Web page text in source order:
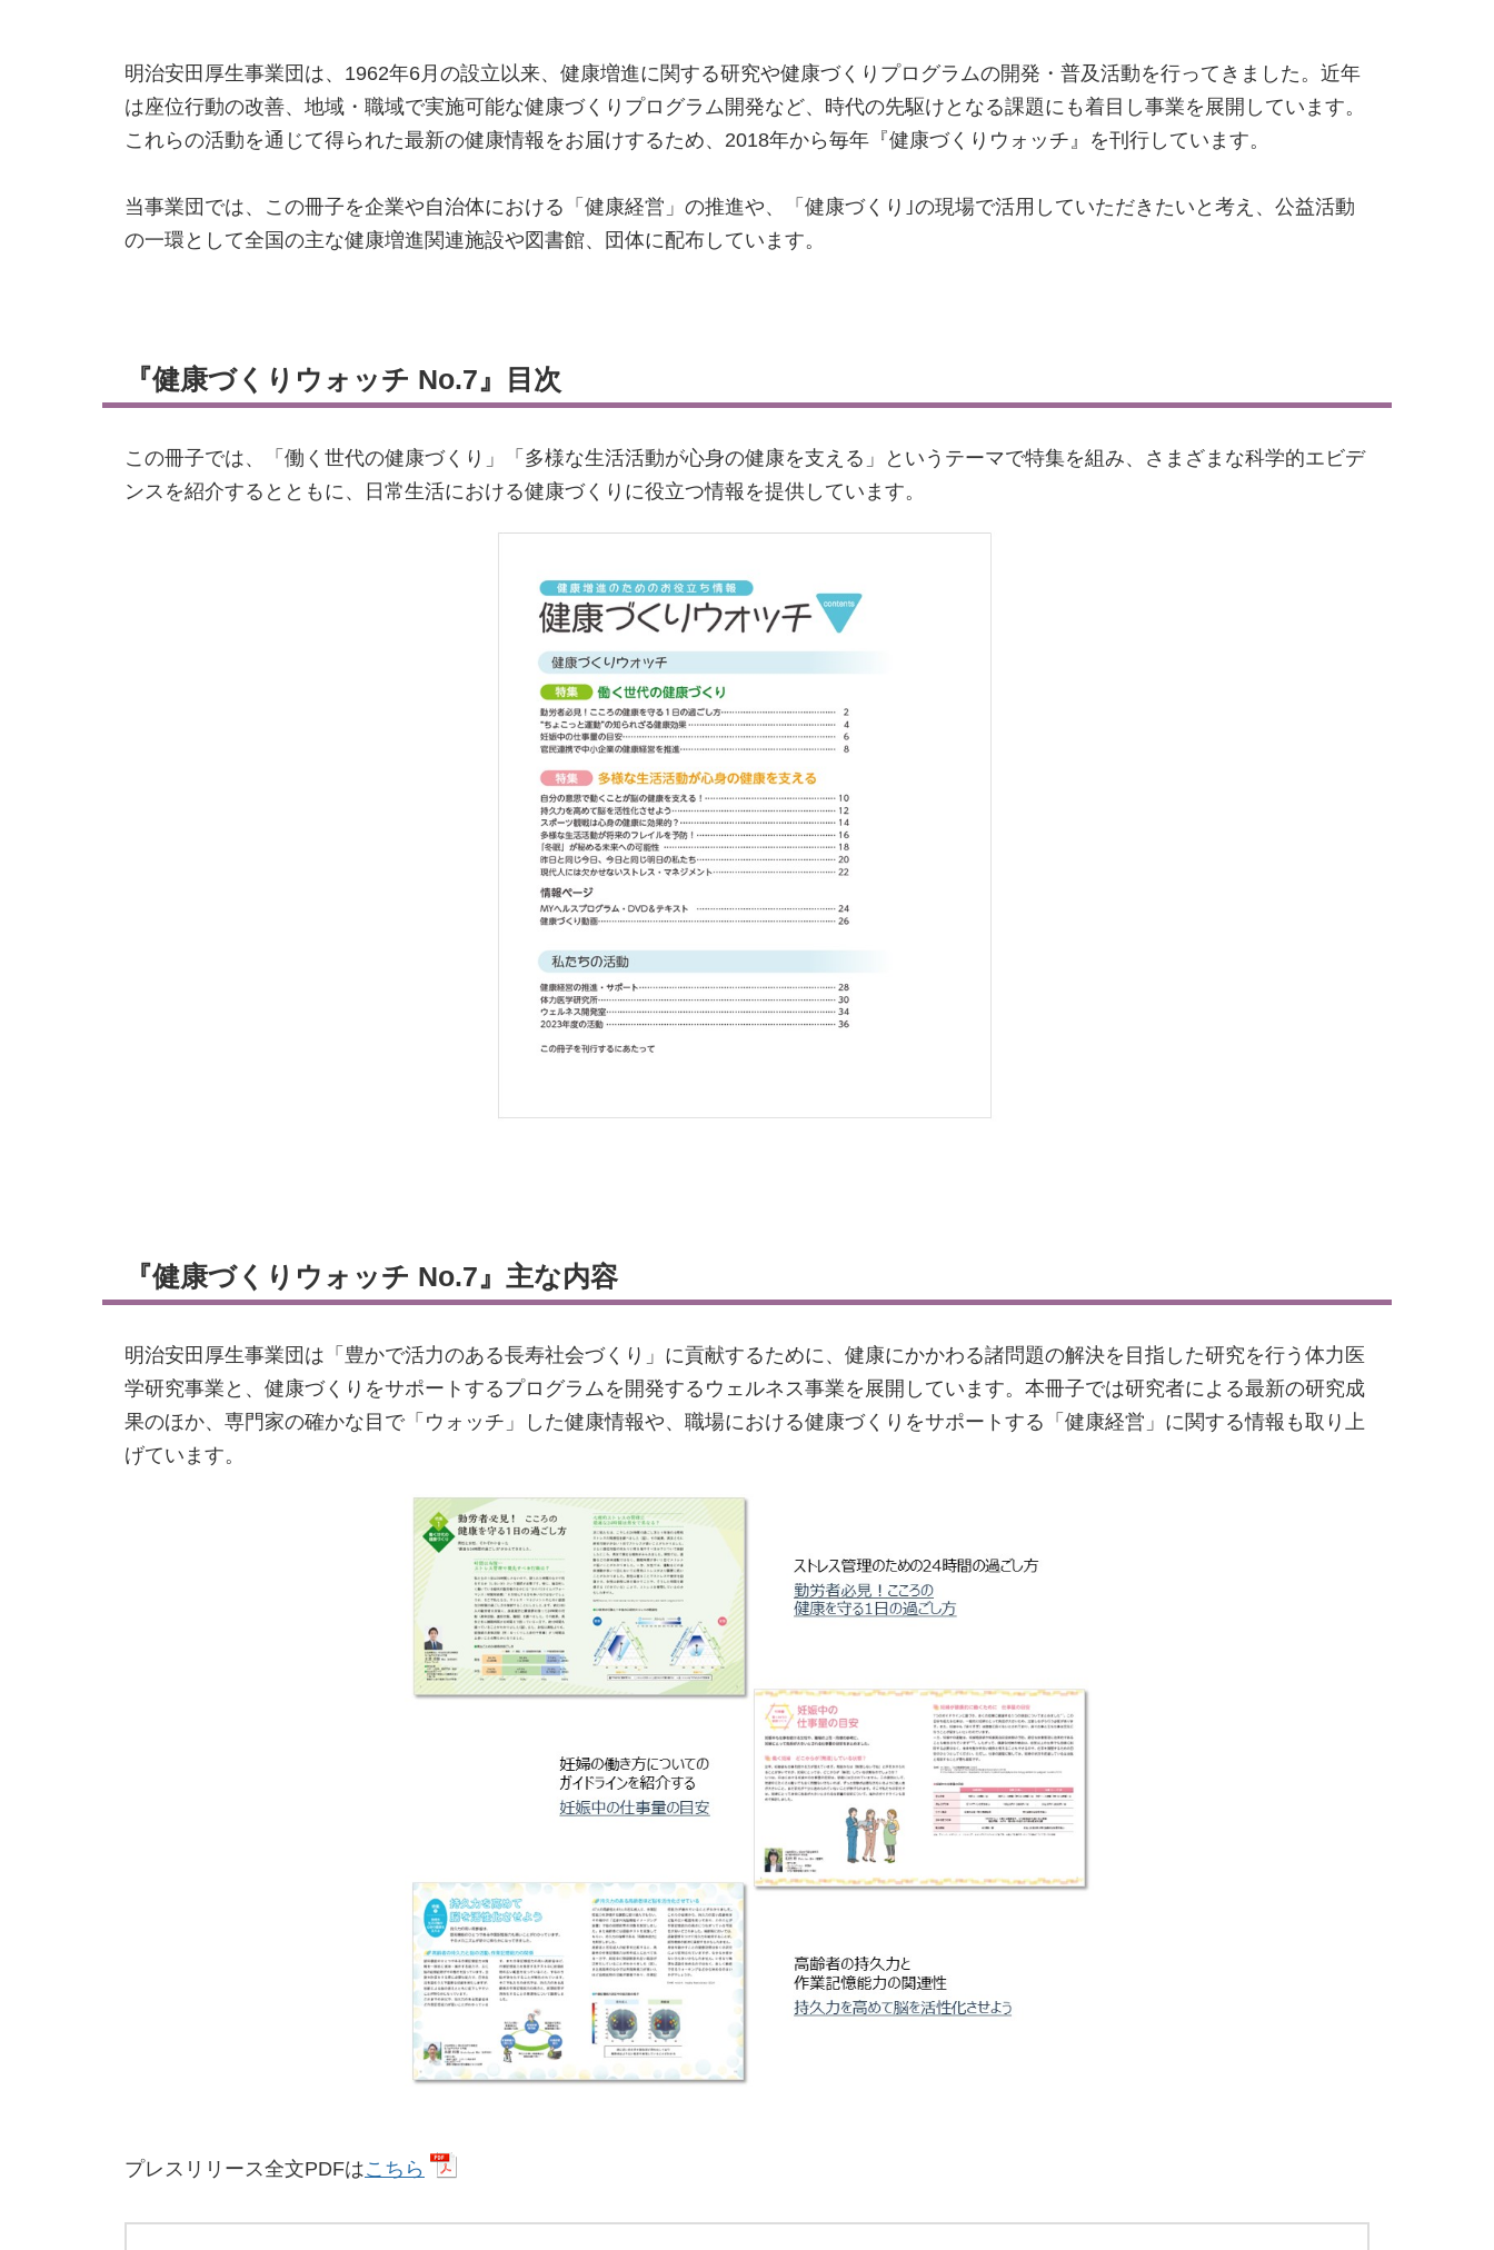
明治安田厚生事業団は、1962年6月の設立以来、健康増進に関する研究や健康づくりプログラムの開発・普及活動を行ってきました。近年
は座位行動の改善、地域・職域で実施可能な健康づくりプログラム開発など、時代の先駆けとなる課題にも着目し事業を展開しています。
これらの活動を通じて得られた最新の健康情報をお届けするため、2018年から毎年『健康づくりウォッチ』を刊行しています。
当事業団では、この冊子を企業や自治体における「健康経営」の推進や、「健康づくり｣の現場で活用していただきたいと考え、公益活動
の一環として全国の主な健康増進関連施設や図書館、団体に配布しています。
『健康づくりウォッチ No.7』目次
この冊子では、「働く世代の健康づくり」「多様な生活活動が心身の健康を支える」というテーマで特集を組み、さまざまな科学的エビデ
ンスを紹介するとともに、日常生活における健康づくりに役立つ情報を提供しています。
『健康づくりウォッチ No.7』主な内容
明治安田厚生事業団は「豊かで活力のある長寿社会づくり」に貢献するために、健康にかかわる諸問題の解決を目指した研究を行う体力医
学研究事業と、健康づくりをサポートするプログラムを開発するウェルネス事業を展開しています。本冊子では研究者による最新の研究成
果のほか、専門家の確かな目で「ウォッチ」した健康情報や、職場における健康づくりをサポートする「健康経営」に関する情報も取り上
げています。
プレスリリース全文PDFはこちら